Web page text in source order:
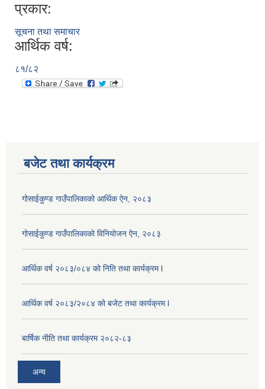
प्रकार:
सूचना तथा समाचार
आर्थिक वर्ष:
८१/८२
बजेट तथा कार्यक्रम
गोसाईकुण्ड गाउँपालिकाको आर्थिक ऐन, २०८३
गोसाईकुण्ड गाउँपालिकाको विनियोजन ऐन, २०८३
आर्थिक वर्ष २०८३/०८४ को निति तथा कार्यक्रम l
आर्थिक वर्ष २०८३/२०८४ को बजेट तथा कार्यक्रम l
बार्षिक नीति तथा कार्यक्रम २०८२-८३
अन्य